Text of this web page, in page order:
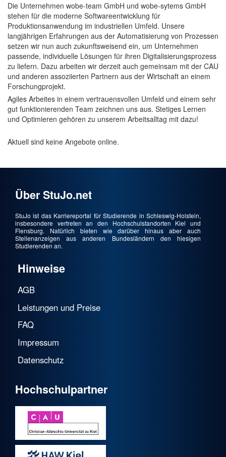
Die Unternehmen wobe-team GmbH und wobe-sytems GmbH
stehen für die moderne Softwareentwicklung für
Produktionsanwendung im industriellen Umfeld. Unsere
langjährigen Erfahrungen aus der Automatisierung von Prozessen
setzen wir nun auch zukunftsweisend ein, um Unternehmen
passende, individuelle Lösungen für ihren Digitalisierungsprozess
zu liefern. Dazu arbeiten wir derzeit auch gemeinsam mit der CAU
und anderen assoziierten Partnern aus der Wirtschaft an einem
Forschungprojekt.
Agiles Arbeites in einem vertrauensvollen Umfeld und einem sehr
gut funktionierenden Team zeichnen uns aus. Stetiges Lernen
und Optimieren gehören zu unserem Arbeitsalltag mit dazu!
Aktuell sind keine Angebote online.
Über StuJo.net
StuJo ist das Karriereportal für Studierende in Schleswig-Holstein,
insbesondere vertreten an den Hochschulstandorten Kiel und
Flensburg. Natürlich bieten wie darüber hinaus aber auch
Stellenanzeigen aus anderen Bundesländern den hiesigen
Studierenden an.
Hinweise
AGB
Leistungen und Preise
FAQ
Impressum
Datenschutz
Hochschulpartner